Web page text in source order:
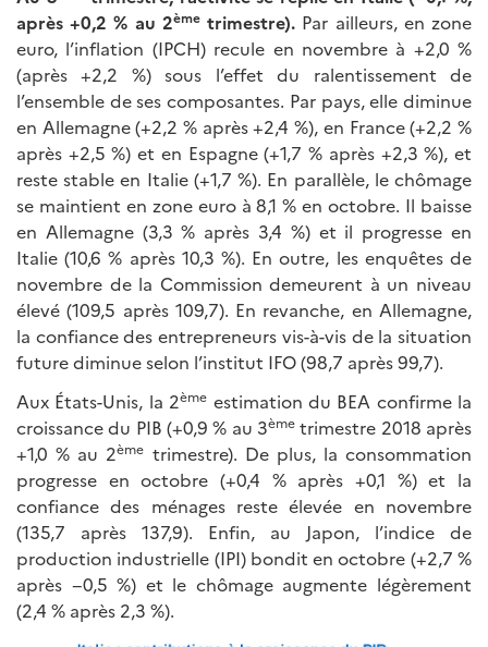
après +0,2 % au 2èmetrimestre). Par ailleurs, en zone
euro, l’inflation (IPCH) recule en novembre à +2,0 %
(après +2,2 %) sous l’effet du ralentissement de
l’ensemble de ses composantes. Par pays, elle diminue
en Allemagne (+2,2 % après +2,4 %), en France (+2,2 %
après +2,5 %) et en Espagne (+1,7 % après +2,3 %), et
reste stable en Italie (+1,7 %). En parallèle, le chômage
se maintient en zone euro à 8,1 % en octobre. Il baisse
en Allemagne (3,3 % après 3,4 %) et il progresse en
Italie (10,6 % après 10,3 %). En outre, les enquêtes de
novembre de la Commission demeurent à un niveau
élevé (109,5 après 109,7). En revanche, en Allemagne,
la confiance des entrepreneurs vis-à-vis de la situation
future diminue selon l’institut IFO (98,7 après 99,7).
Aux États-Unis, la 2ème estimation du BEA confirme la
croissance du PIB (+0,9 % au 3ème trimestre 2018 après
+1,0 % au 2ème trimestre). De plus, la consommation
progresse en octobre (+0,4 % après +0,1 %) et la
confiance des ménages reste élevée en novembre
(135,7 après 137,9). Enfin, au Japon, l’indice de
production industrielle (IPI) bondit en octobre (+2,7 %
après −0,5 %) et le chômage augmente légèrement
(2,4 % après 2,3 %).